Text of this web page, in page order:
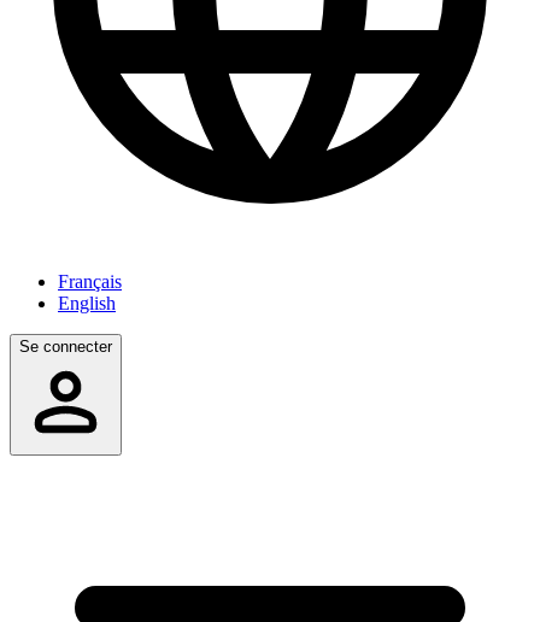
Français
English
Se connecter